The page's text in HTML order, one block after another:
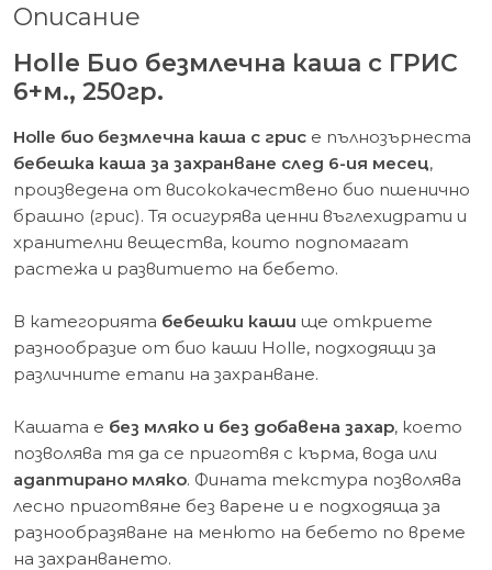
Описание
Holle Био безмлечна каша с ГРИС
6+м., 250гр.
Holle био безмлечна каша с грис е пълнозърнеста
бебешка каша за захранване след 6-ия месец,
произведена от висококачествено био пшенично
брашно (грис). Тя осигурява ценни въглехидрати и
хранителни вещества, които подпомагат
растежа и развитието на бебето.
В категорията бебешки каши ще откриете
разнообразие от био каши Holle, подходящи за
различните етапи на захранване.
Кашата е без мляко и без добавена захар, което
позволява тя да се приготвя с кърма, вода или
адаптирано мляко. Фината текстура позволява
лесно приготвяне без варене и е подходяща за
разнообразяване на менюто на бебето по време
на захранването.